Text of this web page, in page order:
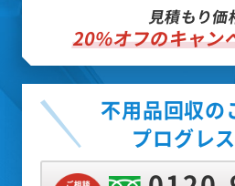
見積もり価
20%オフのキャン
不用品回収の
プログレ